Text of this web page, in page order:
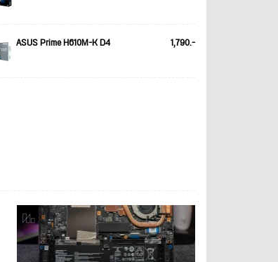
ASUS Prime H610M-K D4 1,790.-